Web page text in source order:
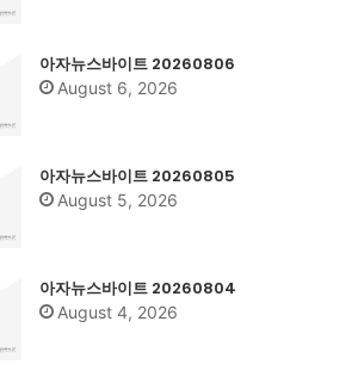
아자뉴스바이트 20260806
August 6, 2026
아자뉴스바이트 20260805
August 5, 2026
아자뉴스바이트 20260804
August 4, 2026